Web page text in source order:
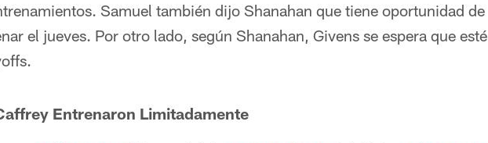
Samuel también dijo Shanahan que tiene oportunidad de
el jueves. Por otro lado, según Shanahan, Givens se espera que esté
Entrenaron Limitadamente